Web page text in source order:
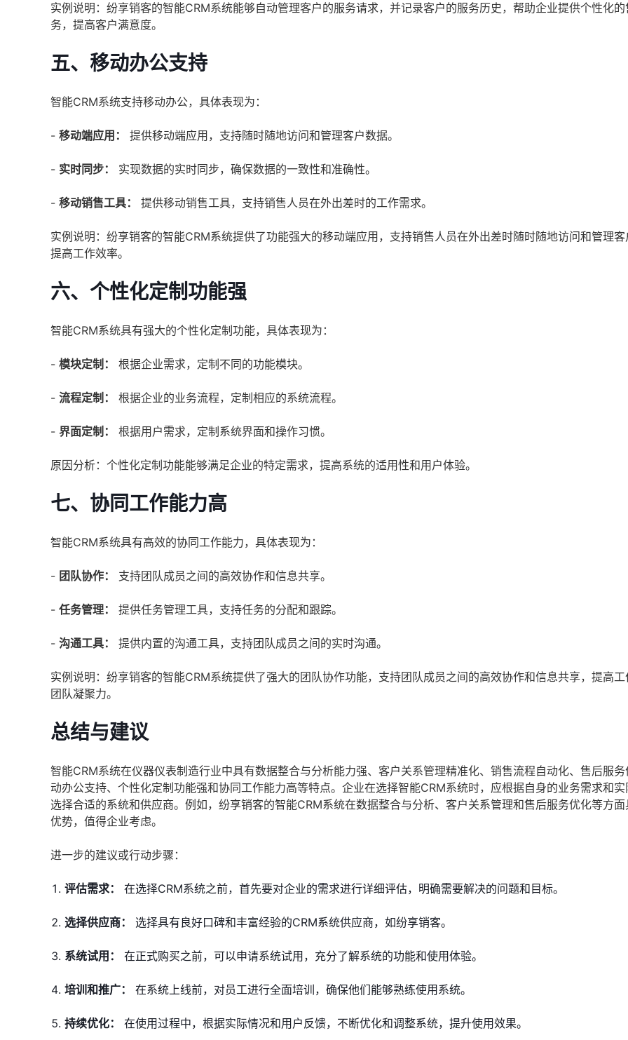
实例说明：纷享销客的智能CRM系统能够自动管理客户的服务请求，并记录客户的服务历史，帮助企业提供个性化
务，提高客户满意度。
五、移动办公支持
智能CRM系统支持移动办公，具体表现为：
- 移动端应用： 提供移动端应用，支持随时随地访问和管理客户数据。
- 实时同步： 实现数据的实时同步，确保数据的一致性和准确性。
- 移动销售工具： 提供移动销售工具，支持销售人员在外出差时的工作需求。
实例说明：纷享销客的智能CRM系统提供了功能强大的移动端应用，支持销售人员在外出差时随时随地访问和管理
提高工作效率。
六、个性化定制功能强
智能CRM系统具有强大的个性化定制功能，具体表现为：
- 模块定制： 根据企业需求，定制不同的功能模块。
- 流程定制： 根据企业的业务流程，定制相应的系统流程。
- 界面定制： 根据用户需求，定制系统界面和操作习惯。
原因分析：个性化定制功能能够满足企业的特定需求，提高系统的适用性和用户体验。
七、协同工作能力高
智能CRM系统具有高效的协同工作能力，具体表现为：
- 团队协作： 支持团队成员之间的高效协作和信息共享。
- 任务管理： 提供任务管理工具，支持任务的分配和跟踪。
- 沟通工具： 提供内置的沟通工具，支持团队成员之间的实时沟通。
实例说明：纷享销客的智能CRM系统提供了强大的团队协作功能，支持团队成员之间的高效协作和信息共享，提高
团队凝聚力。
总结与建议
智能CRM系统在仪器仪表制造行业中具有数据整合与分析能力强、客户关系管理精准化、销售流程自动化、售后服
动办公支持、个性化定制功能强和协同工作能力高等特点。企业在选择智能CRM系统时，应根据自身的业务需求和
选择合适的系统和供应商。例如，纷享销客的智能CRM系统在数据整合与分析、客户关系管理和售后服务优化等方
优势，值得企业考虑。
进一步的建议或行动步骤：
评估需求： 在选择CRM系统之前，首先要对企业的需求进行详细评估，明确需要解决的问题和目标。
选择供应商： 选择具有良好口碑和丰富经验的CRM系统供应商，如纷享销客。
系统试用： 在正式购买之前，可以申请系统试用，充分了解系统的功能和使用体验。
培训和推广： 在系统上线前，对员工进行全面培训，确保他们能够熟练使用系统。
持续优化： 在使用过程中，根据实际情况和用户反馈，不断优化和调整系统，提升使用效果。